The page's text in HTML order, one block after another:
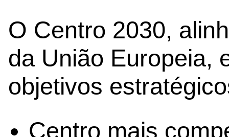
O Centro 2030,
da União Europeia,
objetivos
Centro mais